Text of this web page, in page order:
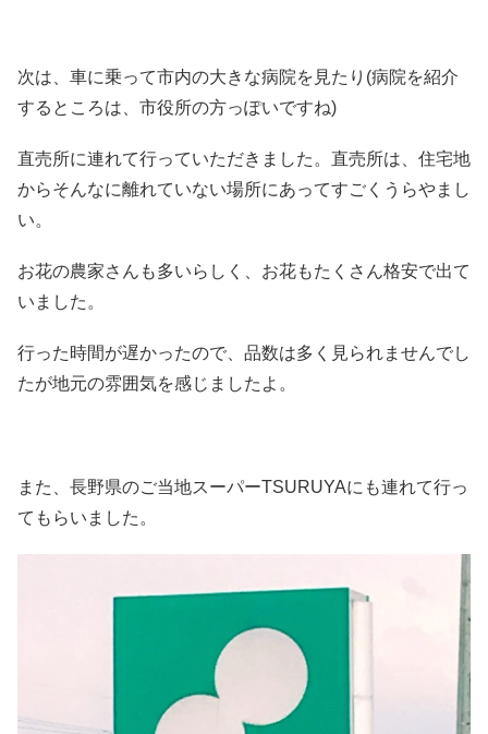
次は、車に乗って市内の大きな病院を見たり(病院を紹介
するところは、市役所の方っぽいですね)
直売所に連れて行っていただきました。直売所は、住宅地
からそんなに離れていない場所にあってすごくうらやまし
い。
お花の農家さんも多いらしく、お花もたくさん格安で出て
いました。
行った時間が遅かったので、品数は多く見られませんでし
たが地元の雰囲気を感じましたよ。
また、長野県のご当地スーパーTSURUYAにも連れて行っ
てもらいました。